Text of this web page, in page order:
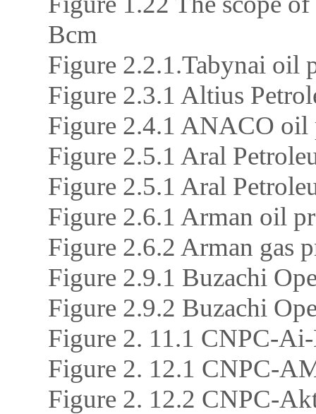
Bcm
Figure 2.2.1.Tabynai oil
Figure 2.3.1 Altius
Figure 2.4.1 ANACO
Figure 2.5.1 Aral
Figure 2.5.1 Aral
Figure 2.6.1 Arman oil
Figure 2.6.2 Arman gas
Figure 2.9.1 Buzachi
Figure 2.9.2 Buzachi
Figure 2. 11.1 СNPC-
Figure 2. 12.1 CNPC-
Figure 2. 12.2 CNPC-